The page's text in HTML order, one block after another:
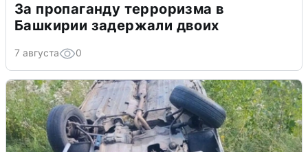
За пропаганду терроризма в
Башкирии задержали двоих
7 августа 0